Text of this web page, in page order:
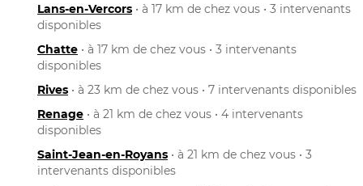
Lans-en-Vercors • à 17 km de chez vous • 3 intervenants
disponibles
Chatte • à 17 km de chez vous • 3 intervenants
disponibles
Rives • à 23 km de chez vous • 7 intervenants disponibles
Renage • à 21 km de chez vous • 4 intervenants
disponibles
Saint-Jean-en-Royans • à 21 km de chez vous • 3
intervenants disponibles